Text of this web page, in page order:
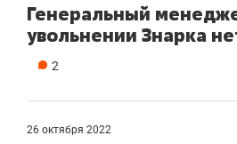
Генеральный
увольнении Знарка
2
26 октября 2022